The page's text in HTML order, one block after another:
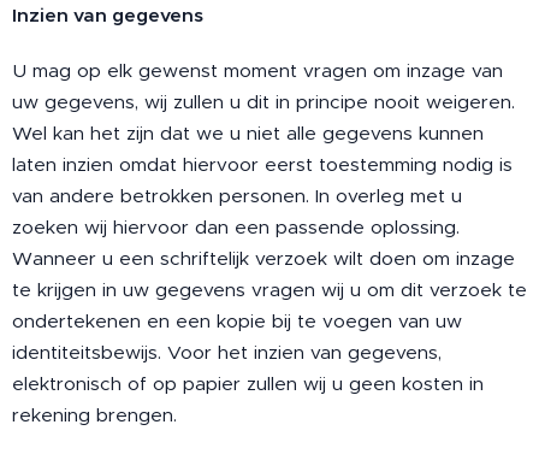
Inzien van gegevens
U mag op elk gewenst moment vragen om inzage van
uw gegevens, wij zullen u dit in principe nooit weigeren.
Wel kan het zijn dat we u niet alle gegevens kunnen
laten inzien omdat hiervoor eerst toestemming nodig is
van andere betrokken personen. In overleg met u
zoeken wij hiervoor dan een passende oplossing.
Wanneer u een schriftelijk verzoek wilt doen om inzage
te krijgen in uw gegevens vragen wij u om dit verzoek te
ondertekenen en een kopie bij te voegen van uw
identiteitsbewijs. Voor het inzien van gegevens,
elektronisch of op papier zullen wij u geen kosten in
rekening brengen.